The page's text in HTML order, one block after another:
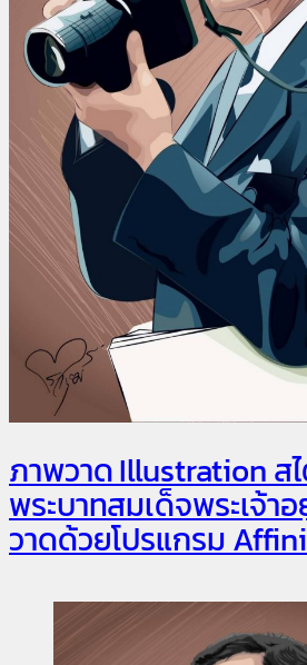
ภาพวาด Illustration ส
พระบาทสมเด็จพระเจ้า
วาดด้วยโปรแกรม